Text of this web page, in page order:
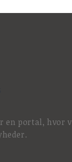
en portal, hvor